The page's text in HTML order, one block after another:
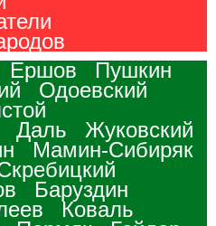
Ершов
Пушкин
Одоевский
Даль
Жуковский
Мамин-Сибиряк
Баруздин
Коваль